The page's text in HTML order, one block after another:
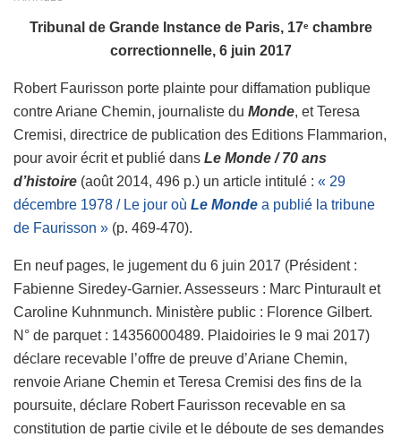
Tribunal de Grande Instance de Paris, 17echambre
correctionnelle, 6 juin 2017
Robert Faurisson porte plainte pour diffamation publique
contre Ariane Chemin, journaliste du Monde, et Teresa
Cremisi, directrice de publication des Editions Flammarion,
pour avoir écrit et publié dans Le Monde / 70 ans
d’histoire (août 2014, 496 p.) un article intitulé : « 29
décembre 1978 / Le jour où Le Monde a publié la tribune
de Faurisson » (p. 469-470).
En neuf pages, le jugement du 6 juin 2017 (Président :
Fabienne Siredey-Garnier. Assesseurs : Marc Pinturault et
Caroline Kuhnmunch. Ministère public : Florence Gilbert.
N° de parquet : 14356000489. Plaidoiries le 9 mai 2017)
déclare recevable l’offre de preuve d’Ariane Chemin,
renvoie Ariane Chemin et Teresa Cremisi des fins de la
poursuite, déclare Robert Faurisson recevable en sa
constitution de partie civile et le déboute de ses demandes